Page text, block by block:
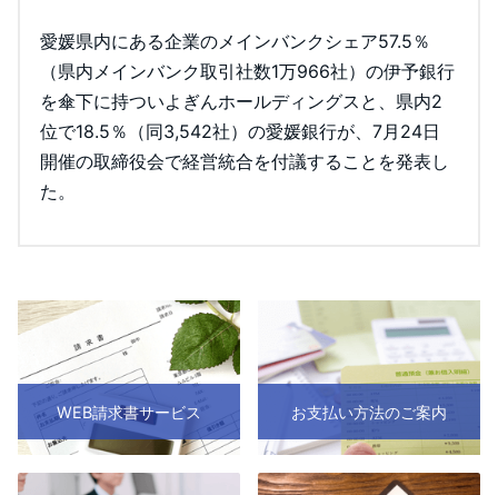
愛媛県内にある企業のメインバンクシェア57.5％
（県内メインバンク取引社数1万966社）の伊予銀行
を傘下に持ついよぎんホールディングスと、県内2
位で18.5％（同3,542社）の愛媛銀行が、7月24日
開催の取締役会で経営統合を付議することを発表し
た。
WEB請求書サービス お支払い方法のご案内